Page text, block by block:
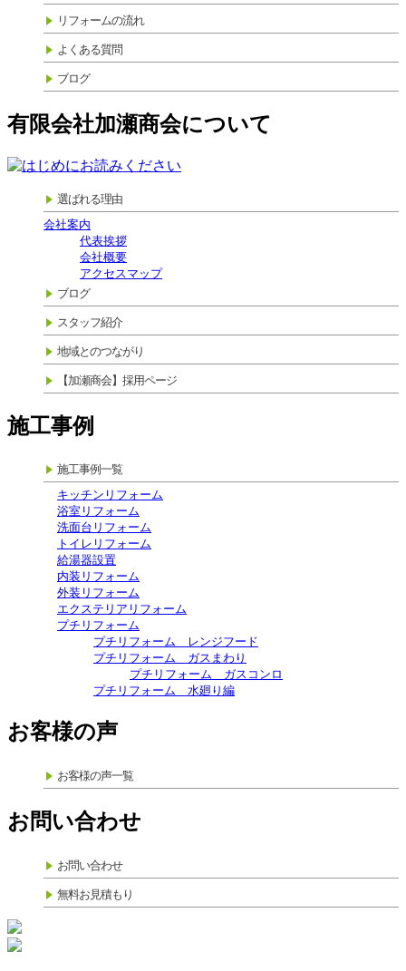
リフォームの流れ
よくある質問
ブログ
有限会社加瀬商会について
選ばれる理由
会社案内
代表挨拶
会社概要
アクセスマップ
ブログ
スタッフ紹介
地域とのつながり
【加瀬商会】採用ページ
施工事例
施工事例一覧
キッチンリフォーム
浴室リフォーム
洗面台リフォーム
トイレリフォーム
給湯器設置
内装リフォーム
外装リフォーム
エクステリアリフォーム
プチリフォーム
プチリフォーム レンジフード
プチリフォーム ガスまわり
プチリフォーム ガスコンロ
プチリフォーム 水廻り編
お客様の声
お客様の声一覧
お問い合わせ
お問い合わせ
無料お見積もり